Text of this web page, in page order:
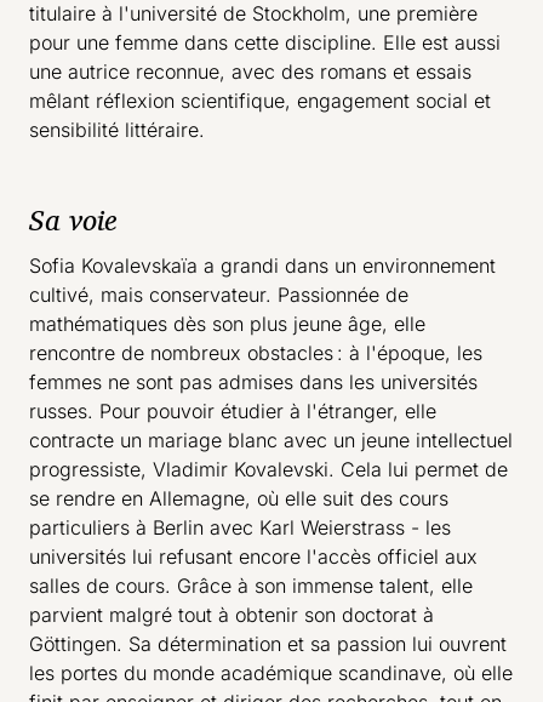
titulaire à l'université de Stockholm, une première
pour une femme dans cette discipline. Elle est aussi
une autrice reconnue, avec des romans et essais
mêlant réflexion scientifique, engagement social et
sensibilité littéraire.
Sa voie
Sofia Kovalevskaïa a grandi dans un environnement
cultivé, mais conservateur. Passionnée de
mathématiques dès son plus jeune âge, elle
rencontre de nombreux obstacles : à l'époque, les
femmes ne sont pas admises dans les universités
russes. Pour pouvoir étudier à l'étranger, elle
contracte un mariage blanc avec un jeune intellectuel
progressiste, Vladimir Kovalevski. Cela lui permet de
se rendre en Allemagne, où elle suit des cours
particuliers à Berlin avec Karl Weierstrass - les
universités lui refusant encore l'accès officiel aux
salles de cours. Grâce à son immense talent, elle
parvient malgré tout à obtenir son doctorat à
Göttingen. Sa détermination et sa passion lui ouvrent
les portes du monde académique scandinave, où elle